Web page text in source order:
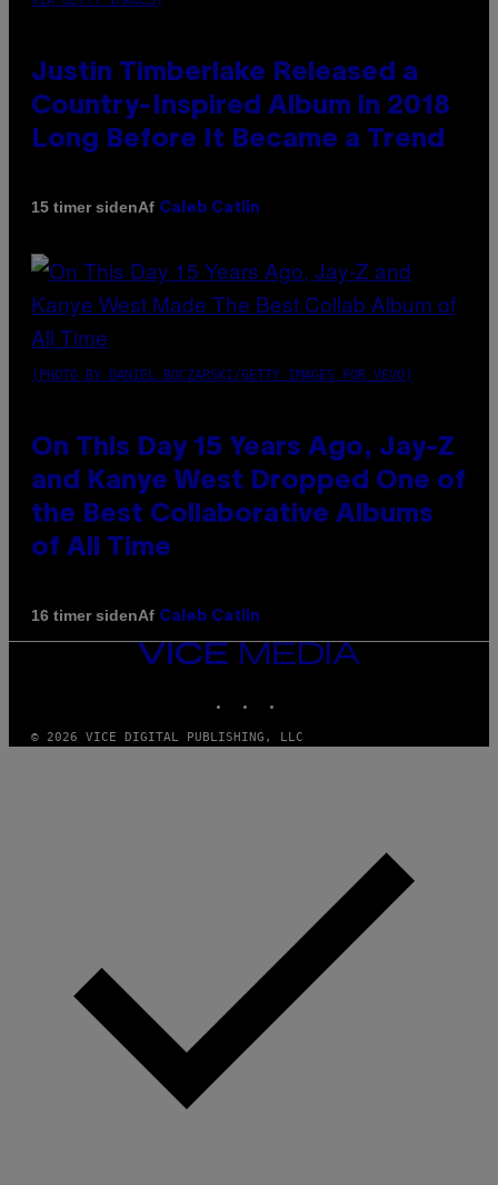
Justin Timberlake Released a
Country-Inspired Album in 2018
Long Before It Became a Trend
15 timer sidenAf Caleb Catlin
(PHOTO BY DANIEL BOCZARSKI/GETTY IMAGES FOR VEVO)
On This Day 15 Years Ago, Jay-Z
and Kanye West Dropped One of
the Best Collaborative Albums
of All Time
16 timer sidenAf Caleb Catlin
VICE
MEDIA
© 2026 VICE DIGITAL PUBLISHING, LLC